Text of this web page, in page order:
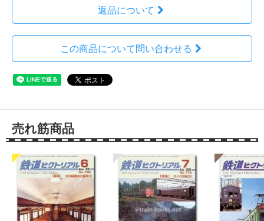
返品について
この商品について問い合わせる
売れ筋商品